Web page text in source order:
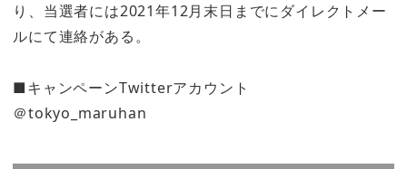
り、当選者には2021年12月末日までにダイレクトメー
ルにて連絡がある。
■キャンペーンTwitterアカウント
＠tokyo_maruhan